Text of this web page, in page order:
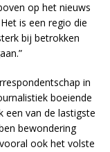
op het nieuws
is een regio die
bij betrokken
in
boeiende
een van de lastigste
bewondering
ook het volste